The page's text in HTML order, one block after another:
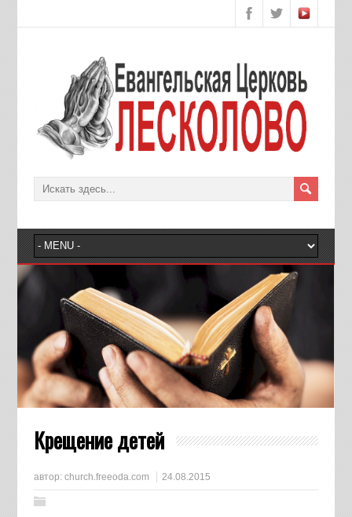
Крещение детей
автор: church.freeoda.com 24.08.2015